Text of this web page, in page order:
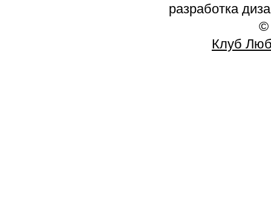
разработка
©
Клуб